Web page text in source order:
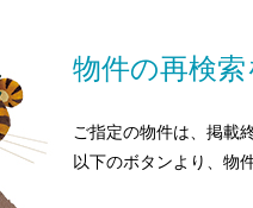
物件の再検索
ご指定の物件は、掲載
以下のボタンより、物